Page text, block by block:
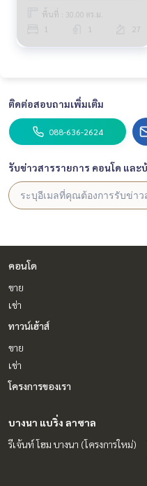
พื้นที่ : 30.00 ตร.ม.
1 1 27
ติดต่อสอบถามเพิ่มเติม
088-636-2624
รับข่าวสารรายการ คอนโด และ
คอนโด
ขาย
เช่า
ทาวน์เฮ้าส์
ขาย
เช่า
โครงการของเรา
บางนา แบริ่ง ลาซาล
รีเจ้นท์ โฮม บางนา (โครงการใหม่)